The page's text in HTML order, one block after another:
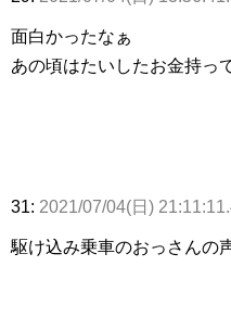
面白かったなぁ
あの頃はたいしたお金持っ
31: 2021/07/04(日)
駆け込み乗車のおっさんの